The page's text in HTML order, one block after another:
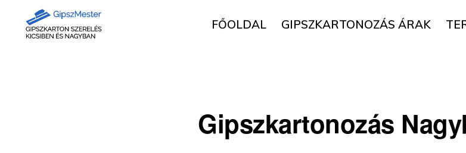
FŐOLDAL GIPSZKARTONOZÁS ÁRAK
Gipszkartonozás